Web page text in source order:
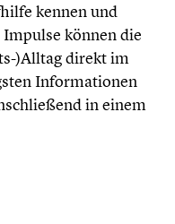
kennen und
können die
)Alltag direkt im
Informationen
in einem